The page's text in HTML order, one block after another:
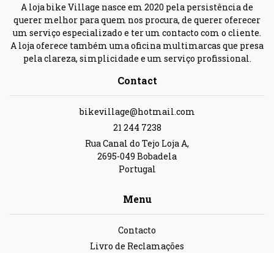
A loja bike Village nasce em 2020 pela persistência de
querer melhor para quem nos procura, de querer oferecer
um serviço especializado e ter um contacto com o cliente.
A loja oferece também uma oficina multimarcas que presa
pela clareza, simplicidade e um serviço profissional.
Contact
bikevillage@hotmail.com
21 244 7238
Rua Canal do Tejo Loja A,
2695-049 Bobadela
Portugal
Menu
Contacto
Livro de Reclamações